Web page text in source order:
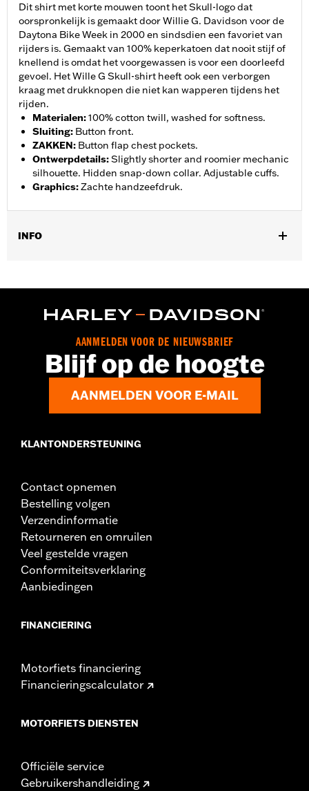
Dit shirt met korte mouwen toont het Skull-logo dat
oorspronkelijk is gemaakt door Willie G. Davidson voor de
Daytona Bike Week in 2000 en sindsdien een favoriet van
rijders is. Gemaakt van 100% keperkatoen dat nooit stijf of
knellend is omdat het voorgewassen is voor een doorleefd
gevoel. Het Wille G Skull-shirt heeft ook een verborgen
kraag met drukknopen die niet kan wapperen tijdens het
rijden.
Materialen:100% cotton twill, washed for softness.
Sluiting: Button front.
ZAKKEN: Button flap chest pockets.
Ontwerpdetails:Slightly shorter and roomier mechanic
silhouette. Hidden snap-down collar. Adjustable cuffs.
Graphics:Zachte handzeefdruk.
INFO
Collectie:Willie G. Skull
manchetten
2 year limited warranty – Go towww.h-
d.com/warrantyfor full details
Herkomst:Imported
AANMELDEN VOOR DE NIEUWSBRIEF
Blijf op de hoogte
AANMELDEN VOOR E-MAIL
KLANTONDERSTEUNING
Contact opnemen
Bestelling volgen
Verzendinformatie
Retourneren en omruilen
Veel gestelde vragen
Conformiteitsverklaring
Aanbiedingen
FINANCIERING
Motorfiets financiering
Financieringscalculator
MOTORFIETS DIENSTEN
Officiële service
Gebruikershandleiding